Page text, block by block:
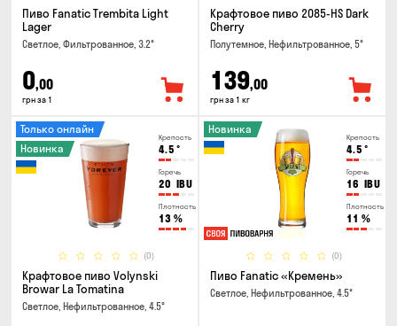
Пиво Fanatic Trembita Light
Lager
Светлое, Фильтрованное, 3.2°
0,00
грн за 1
Крафтовое пиво 2085-HS Dark
Cherry
Полутемное, Нефильтрованное, 5°
139,00
грн за 1 кг
Крепость
4.5 °
Горечь
20 IBU
Плотность
13 %
(0)
Только онлайн
Новинка
Крафтовое пиво Volynski
Browar La Tomatina
Светлое, Нефильтрованное, 4.5°
Крепость
4.5 °
Горечь
16 IBU
Плотность
11 %
(0)
Новинка
Пиво Fanatic «Кремень»
Светлое, Нефильтрованное, 4.5°